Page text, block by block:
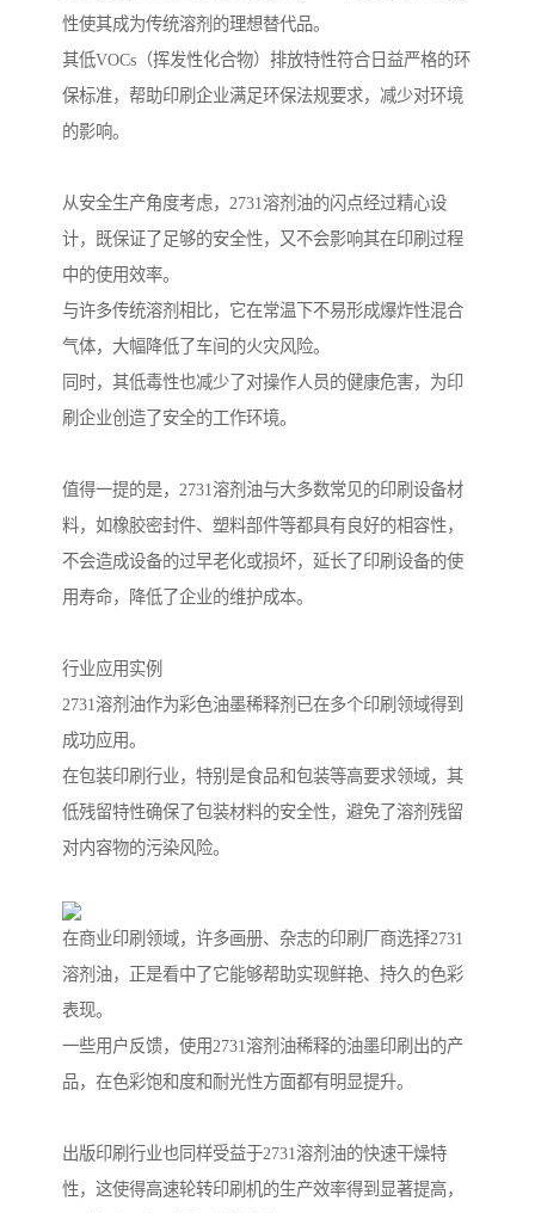
性使其成为传统溶剂的理想替代品。
其低VOCs（挥发性化合物）排放特性符合日益严格的环
保标准，帮助印刷企业满足环保法规要求，减少对环境
的影响。
从安全生产角度考虑，2731溶剂油的闪点经过精心设
计，既保证了足够的安全性，又不会影响其在印刷过程
中的使用效率。
与许多传统溶剂相比，它在常温下不易形成爆炸性混合
气体，大幅降低了车间的火灾风险。
同时，其低毒性也减少了对操作人员的健康危害，为印
刷企业创造了安全的工作环境。
值得一提的是，2731溶剂油与大多数常见的印刷设备材
料，如橡胶密封件、塑料部件等都具有良好的相容性，
不会造成设备的过早老化或损坏，延长了印刷设备的使
用寿命，降低了企业的维护成本。
行业应用实例
2731溶剂油作为彩色油墨稀释剂已在多个印刷领域得到
成功应用。
在包装印刷行业，特别是食品和包装等高要求领域，其
低残留特性确保了包装材料的安全性，避免了溶剂残留
对内容物的污染风险。
在商业印刷领域，许多画册、杂志的印刷厂商选择2731
溶剂油，正是看中了它能够帮助实现鲜艳、持久的色彩
表现。
一些用户反馈，使用2731溶剂油稀释的油墨印刷出的产
品，在色彩饱和度和耐光性方面都有明显提升。
出版印刷行业也同样受益于2731溶剂油的快速干燥特
性，这使得高速轮转印刷机的生产效率得到显著提高，